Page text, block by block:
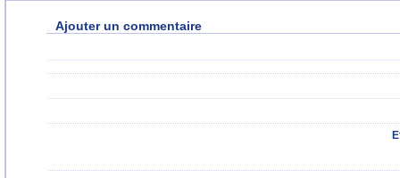
Ajouter un commentaire